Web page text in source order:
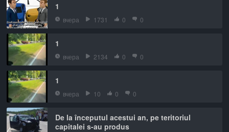
1
вчера 1731 0 0
1
вчера 2134 0 0
1
вчера 10 0 0
De la începutul acestui an, pe teritoriul
capitalei s-au produs